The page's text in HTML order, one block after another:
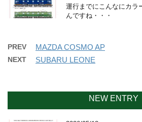
運行までにこんなにカラ
んですね・・・
PREV MAZDA COSMO AP
NEXT SUBARU LEONE
NEW ENTRY